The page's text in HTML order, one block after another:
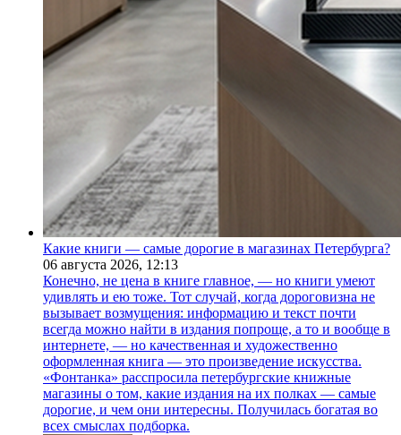
Какие книги — самые дорогие в магазинах Петербурга?
06 августа 2026, 12:13
Конечно, не цена в книге главное, — но книги умеют
удивлять и ею тоже. Тот случай, когда дороговизна не
вызывает возмущения: информацию и текст почти
всегда можно найти в издания попроще, а то и вообще в
интернете, — но качественная и художественно
оформленная книга — это произведение искусства.
«Фонтанка» расспросила петербургские книжные
магазины о том, какие издания на их полках — самые
дорогие, и чем они интересны. Получилась богатая во
всех смыслах подборка.